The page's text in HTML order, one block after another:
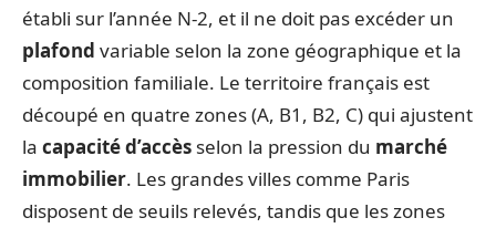
établi sur l’année N-2, et il ne doit pas excéder un
plafond variable selon la zone géographique et la
composition familiale. Le territoire français est
découpé en quatre zones (A, B1, B2, C) qui ajustent
la capacité d’accès selon la pression du marché
immobilier. Les grandes villes comme Paris
disposent de seuils relevés, tandis que les zones